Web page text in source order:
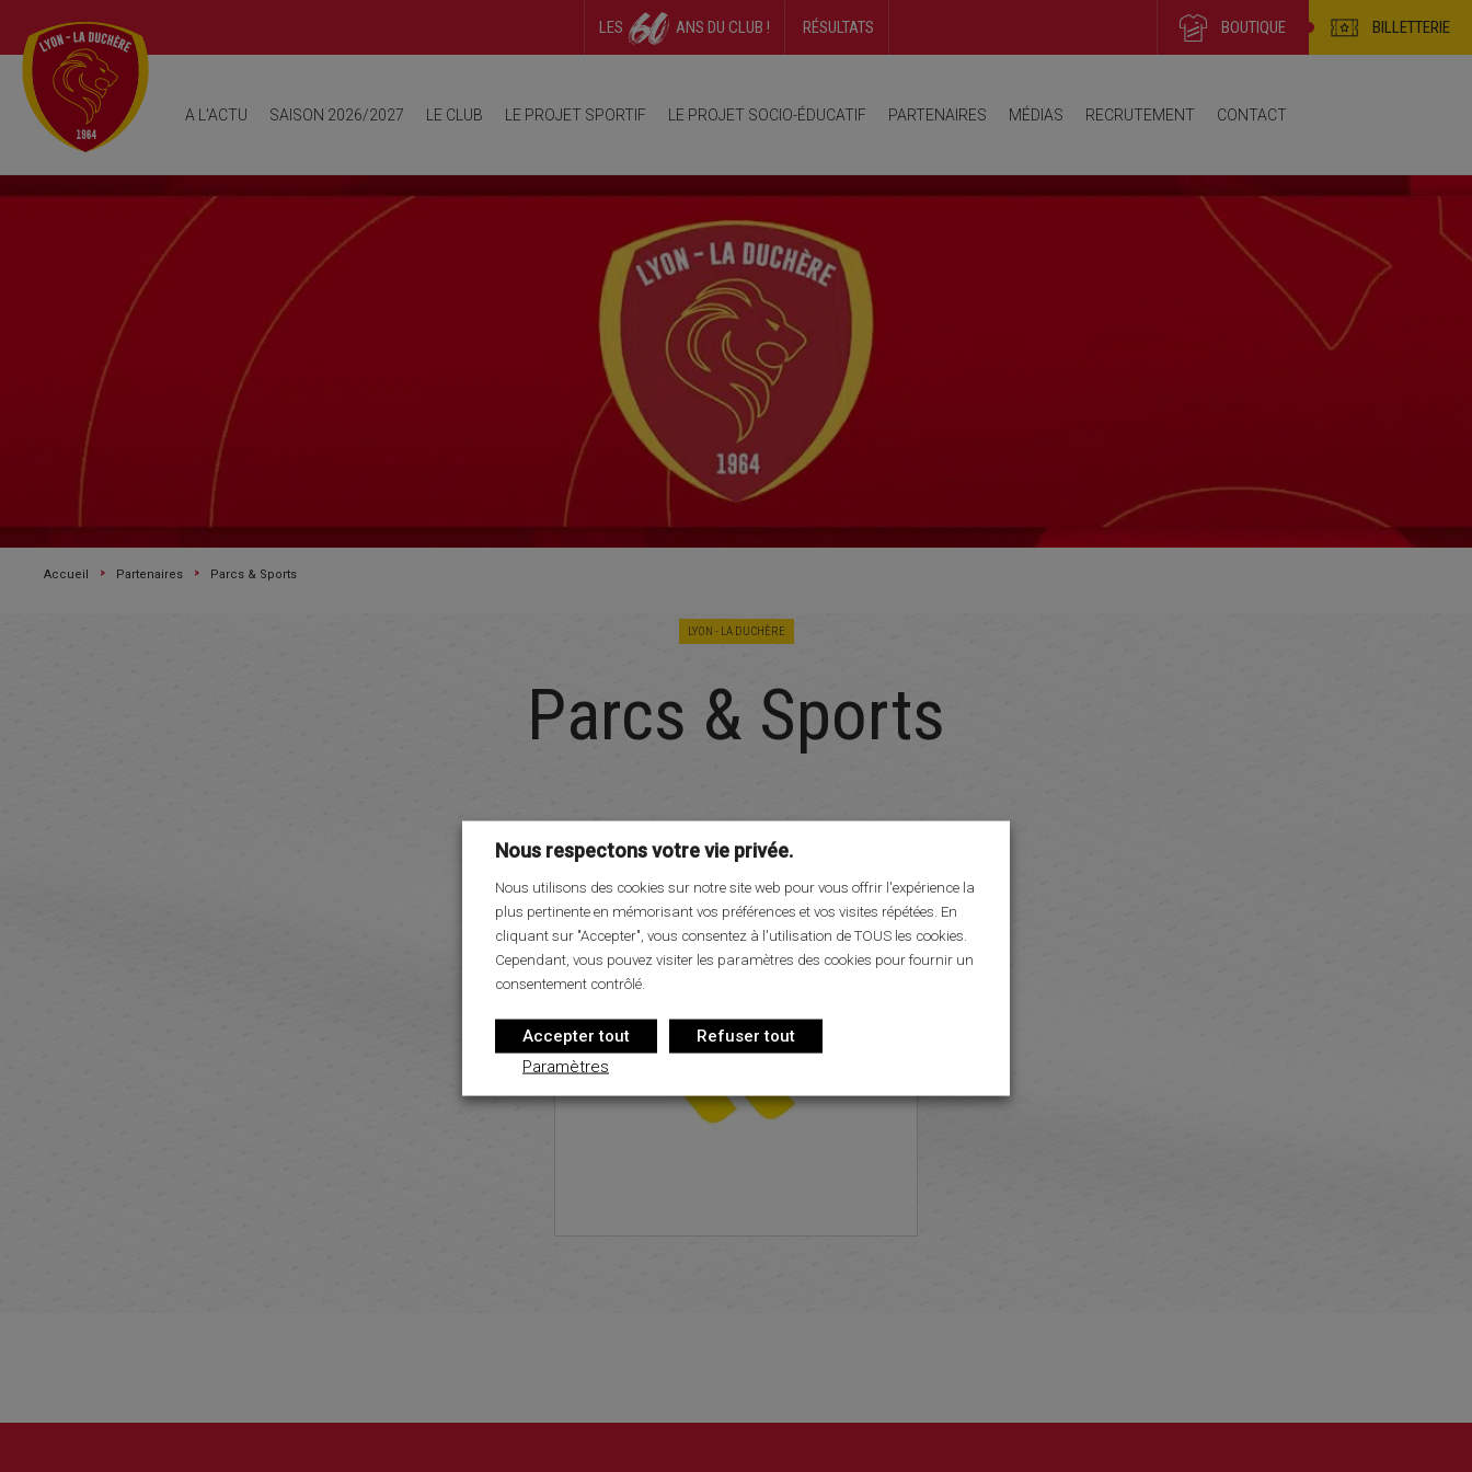
LES ANS DU CLUB ! RÉSULTATS BOUTIQUE BILLETTERIE
A L'ACTU SAISON 2026/2027 LE CLUB LE PROJET SPORTIF LE PROJET SOCIO-ÉDUCATIF PARTENAIRES MÉDIAS RECRUTEMENT CONTACT
Accueil Partenaires Parcs & Sports
LYON - LA DUCHÈRE
Parcs & Sports
Nous respectons votre vie privée.
Nous utilisons des cookies sur notre site web pour vous offrir l'expérience la
plus pertinente en mémorisant vos préférences et vos visites répétées. En
cliquant sur "Accepter", vous consentez à l'utilisation de TOUS les cookies.
Cependant, vous pouvez visiter les paramètres des cookies pour fournir un
consentement contrôlé.
Accepter tout
Refuser tout
Paramètres